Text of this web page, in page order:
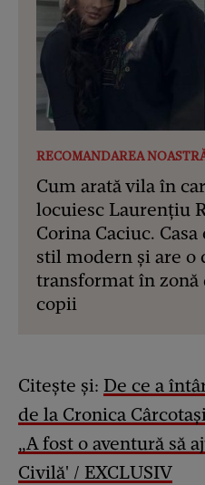
RECOMANDAREA
Cum arată vila în
locuiesc Laurențiu
Corina Caciuc.
stil modern și are o
transformat în
copii
Citește și: De ce a
de la Cronica
„A fost o aventură să
Civilă' / EXCLUSIV